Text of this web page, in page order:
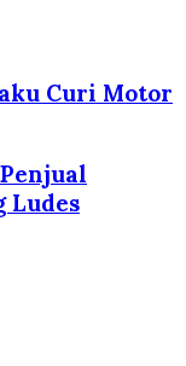
Curi Motor
Ludes